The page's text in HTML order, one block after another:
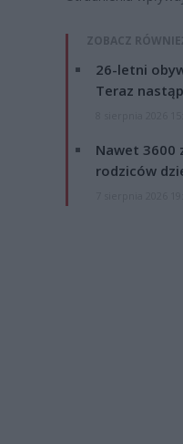
ZOBACZ
26-letni
Teraz
Nawet 3600
rodziców